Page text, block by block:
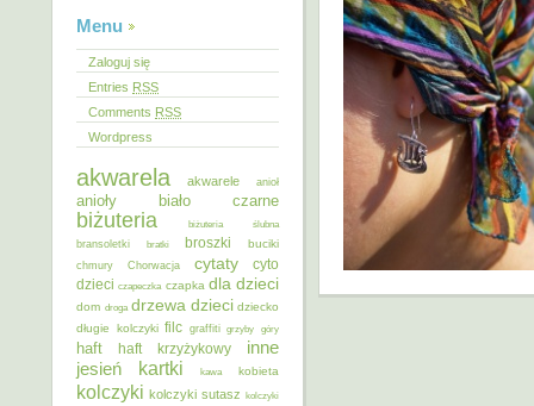
Menu
Zaloguj się
Entries RSS
Comments RSS
Wordpress
akwarela akwarele anioł
anioły biało czarne
biżuteria
biżuteria ślubna
bransoletki
bratki broszki buciki
chmury Chorwacja cytaty
cyto
dzieci czapeczka czapka dla dzieci
dom droga drzewa dzieci dziecko
długie kolczyki filc graffiti grzyby góry
haft haft krzyżykowy inne
jesień kartki kawa kobieta
kolczyki kolczyki sutasz kolczyki